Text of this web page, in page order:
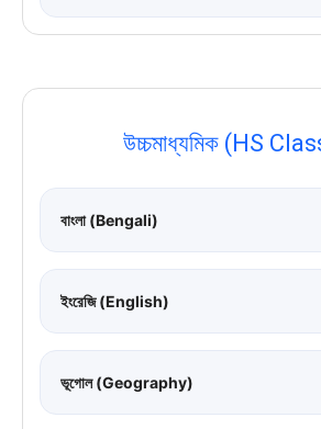
উচ্চমাধ্যমিক (HS
বাংলা (Bengali)
ইংরেজি (English)
ভূগোল (Geography)